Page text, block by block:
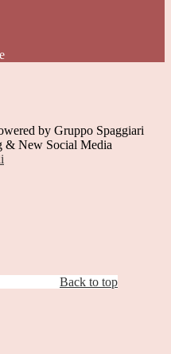
by Gruppo Spaggiari
& New Social Media
Back to top